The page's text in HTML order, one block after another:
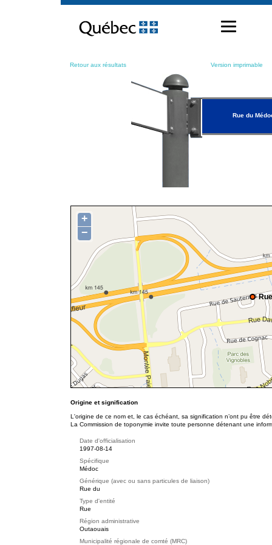
contenu
Retour aux résultats Version imprimable
Rue du
+
−
Origine et signification
L'origine de ce nom et, le cas échéant, sa signification n’ont pu être
La Commission de toponymie invite toute personne détenant une
Date d'officialisation
1997-08-14
Spécifique
Médoc
Générique (avec ou sans particules de liaison)
Rue du
Type d'entité
Rue
Région administrative
Outaouais
Municipalité régionale de comté (MRC)